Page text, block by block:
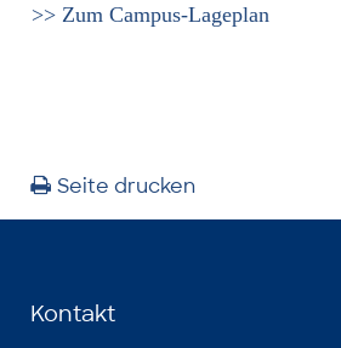
>> Zum Campus-Lageplan
Seite drucken
Kontakt